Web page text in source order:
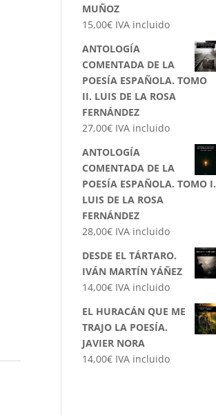
MUÑOZ
15,00€ IVA incluido
ANTOLOGÍA
COMENTADA DE LA
POESÍA ESPAÑOLA. TOMO
II. LUIS DE LA ROSA
FERNÁNDEZ
27,00€ IVA incluido
ANTOLOGÍA
COMENTADA DE LA
POESÍA ESPAÑOLA. TOMO I.
LUIS DE LA ROSA
FERNÁNDEZ
28,00€ IVA incluido
DESDE EL TÁRTARO.
IVÁN MARTÍN YÁÑEZ
14,00€ IVA incluido
EL HURACÁN QUE ME
TRAJO LA POESÍA.
JAVIER NORA
14,00€ IVA incluido